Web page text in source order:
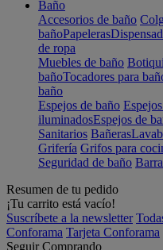
Baño
Accesorios de baño
bañoPapeleras
de ropa
Muebles de baño
bañoTocadores para
baño
Espejos de baño
iluminadosEspejos de
Sanitarios Bañeras
Grifería Grifos para
Seguridad de baño
Resumen de tu pedido
¡Tu carrito está vacío!
Suscríbete a la newsletter
Conforama Tarjeta Conforama
Seguir Comprando